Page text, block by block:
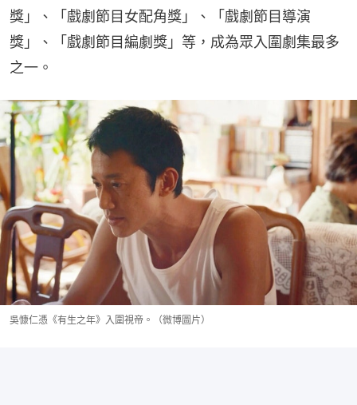
獎」、「戲劇節目女配角獎」、「戲劇節目導演
獎」、「戲劇節目編劇獎」等，成為眾入圍劇集最多
之一。
吳慷仁憑《有生之年》入圍視帝。（微博圖片）